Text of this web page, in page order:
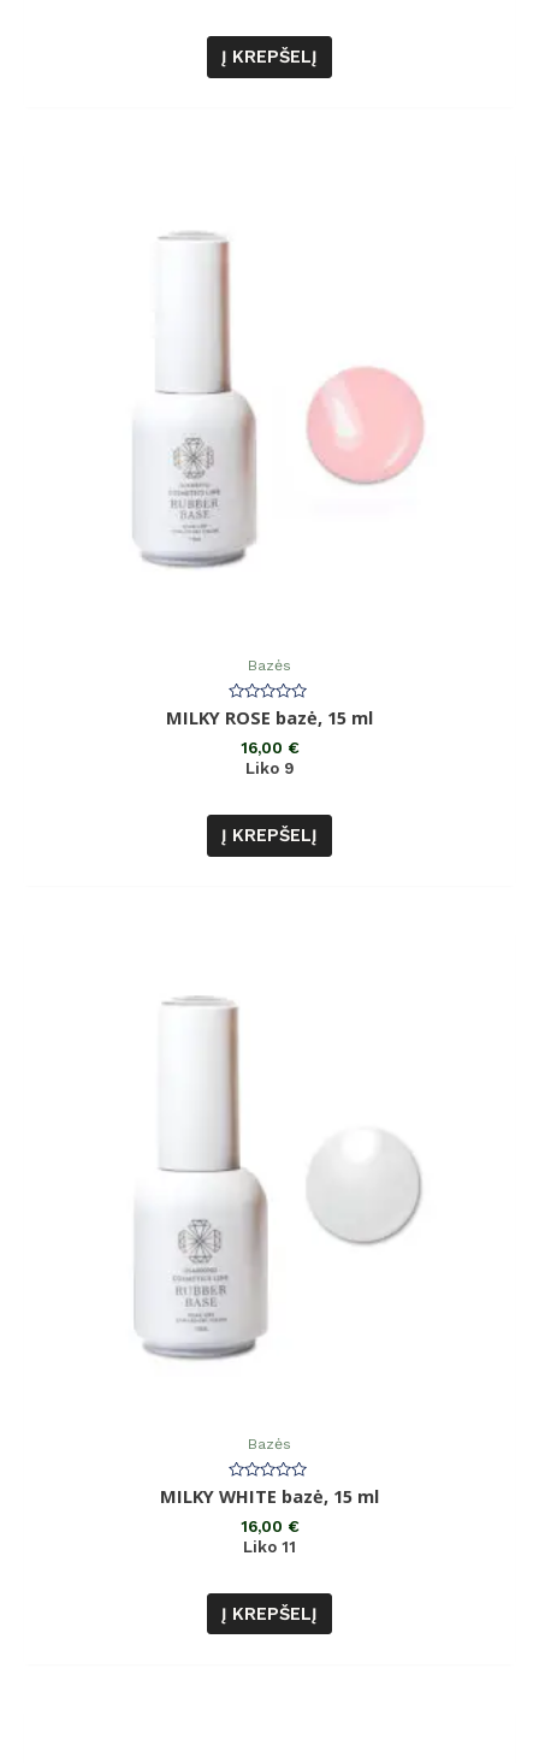
Į KREPŠELĮ
Bazės
Įvertinimas:
0
MILKY ROSE bazė, 15 ml
16,00 €
Liko 9
Į KREPŠELĮ
Bazės
Įvertinimas:
0
MILKY WHITE bazė, 15 ml
16,00 €
Liko 11
Į KREPŠELĮ